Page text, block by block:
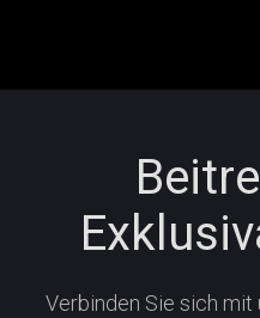
Verbinden Sie sich mit